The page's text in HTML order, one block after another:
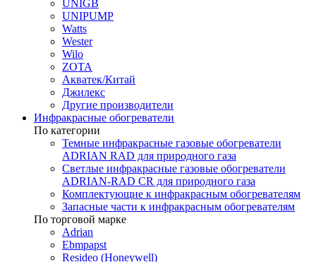
UNIGB
UNIPUMP
Watts
Wester
Wilo
ZOTA
Акватек/Китай
Джилекс
Другие производители
Инфракрасные обогреватели
По категории
Темные инфракрасные газовые обогреватели
ADRIAN RAD для природного газа
Светлые инфракрасные газовые обогреватели
ADRIAN-RAD CR для природного газа
Комплектующие к инфракрасным обогревателям
Запасные части к инфракрасным обогревателям
По торговой марке
Adrian
Ebmpapst
Resideo (Honeywell)